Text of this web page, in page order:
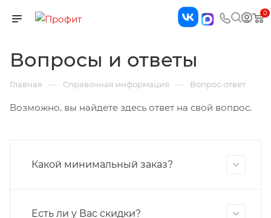
0
Вопросы и ответы
Главная — Справочная информация — Вопрос-ответ
Возможно, вы найдете здесь ответ на свой вопрос.
Какой минимальный заказ?
Есть ли у Вас скидки?